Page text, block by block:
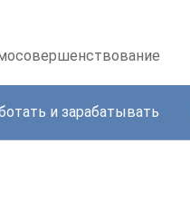
и зарабатывать